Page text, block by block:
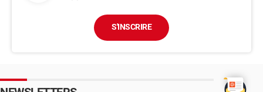
S'INSCRIRE